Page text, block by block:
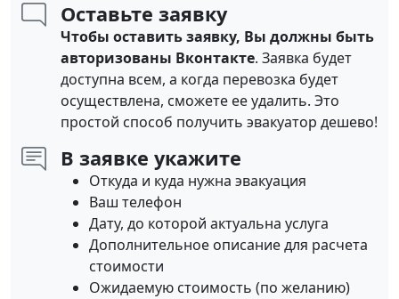
Оставьте заявку
Чтобы оставить заявку, Вы должны быть
авторизованы Вконтакте. Заявка будет
доступна всем, а когда перевозка будет
осуществлена, сможете ее удалить. Это
простой способ получить эвакуатор дешево!
В заявке укажите
Откуда и куда нужна эвакуация
Ваш телефон
Дату, до которой актуальна услуга
Дополнительное описание для расчета
стоимости
Ожидаемую стоимость (по желанию)